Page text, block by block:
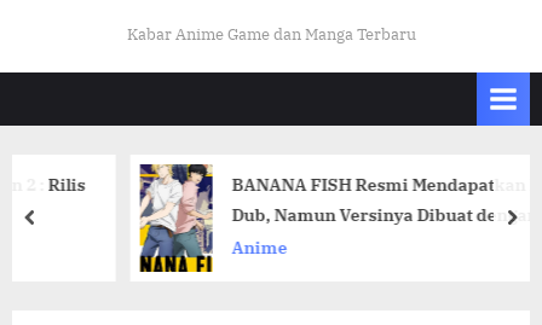
K
A
R
O
T
A
Kabar Anime Game dan Manga Terbaru
BANANA FISH Resmi Mendapatkan English
Dub, Namun Versinya Dibuat dengan AI
Anime
prev